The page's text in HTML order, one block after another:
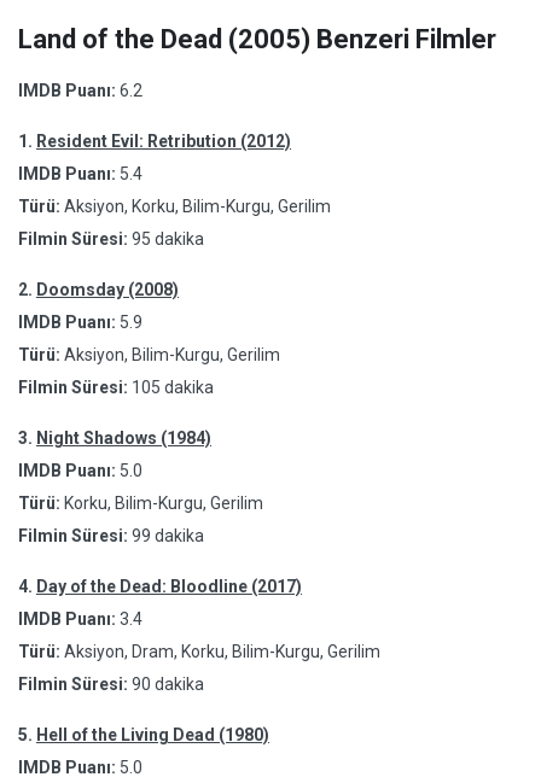
Land of the Dead (2005) Benzeri Filmler
IMDB Puanı: 6.2
1. Resident Evil: Retribution (2012)
IMDB Puanı: 5.4
Türü: Aksiyon, Korku, Bilim-Kurgu, Gerilim
Filmin Süresi: 95 dakika
2. Doomsday (2008)
IMDB Puanı: 5.9
Türü: Aksiyon, Bilim-Kurgu, Gerilim
Filmin Süresi: 105 dakika
3. Night Shadows (1984)
IMDB Puanı: 5.0
Türü: Korku, Bilim-Kurgu, Gerilim
Filmin Süresi: 99 dakika
4. Day of the Dead: Bloodline (2017)
IMDB Puanı: 3.4
Türü: Aksiyon, Dram, Korku, Bilim-Kurgu, Gerilim
Filmin Süresi: 90 dakika
5. Hell of the Living Dead (1980)
IMDB Puanı: 5.0